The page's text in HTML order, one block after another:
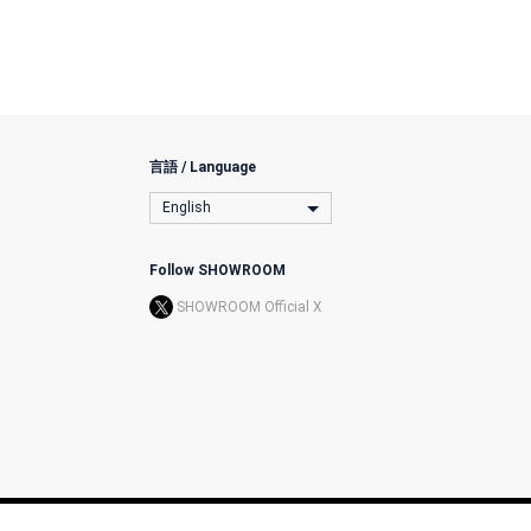
言語 / Language
English
Follow SHOWROOM
SHOWROOM Official X